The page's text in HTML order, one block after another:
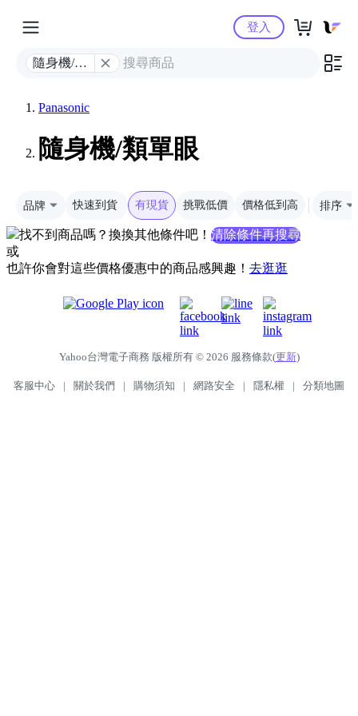
Yahoo購物中心
隨身機/類
登入
Panasonic
隨身機/類單眼
品牌 快速到貨 有現貨 挑戰低價 價格低到高 排序
找不到商品嗎？換換其他條件吧！ 清除條件再搜尋
或
也許你會對這些價格優惠中的商品感興趣！ 去逛逛
Yahoo台灣電子商務 版權所有 © 2026 服務條款(更新)
客服中心 | 關於我們 | 購物須知 | 網路安全 | 隱私權 | 分類地圖